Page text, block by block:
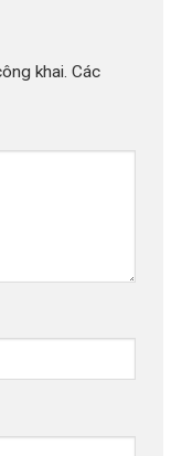
khai. Các